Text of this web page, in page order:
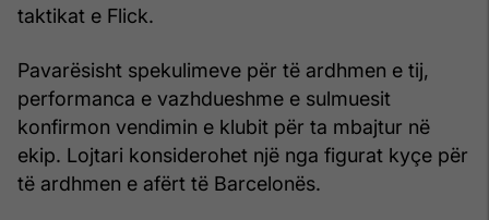
taktikat e Flick.
Pavarësisht spekulimeve për të ardhmen e tij,
performanca e vazhdueshme e sulmuesit
konfirmon vendimin e klubit për ta mbajtur në
ekip. Lojtari konsiderohet një nga figurat kyçe për
të ardhmen e afërt të Barcelonës.